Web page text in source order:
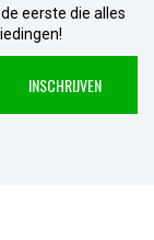
eerste die alles
INSCHRIJVEN